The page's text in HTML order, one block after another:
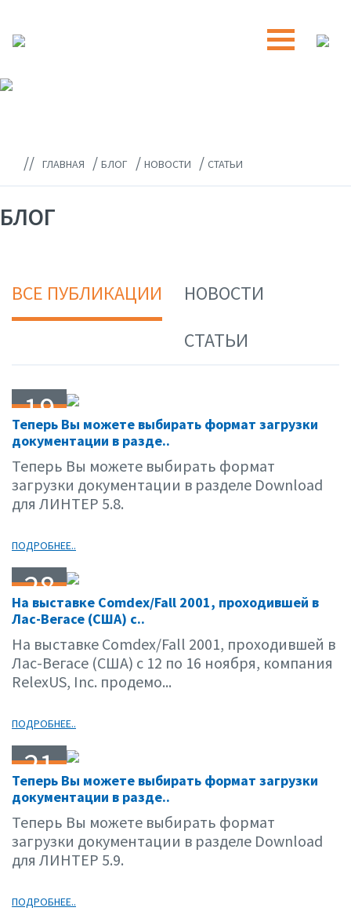
// ГЛАВНАЯ / БЛОГ / НОВОСТИ / СТАТЬИ
БЛОГ
ВСЕ ПУБЛИКАЦИИ
НОВОСТИ
СТАТЬИ
19
12.01
Теперь Вы можете выбирать формат загрузки
документации в разде..
Теперь Вы можете выбирать формат
загрузки документации в разделе Download
для ЛИНТЕР 5.8.
ПОДРОБНЕЕ..
28
11.01
На выставке Comdex/Fall 2001, проходившей в
Лас-Вегасе (США) с..
На выставке Comdex/Fall 2001, проходившей в
Лас-Вегасе (США) с 12 по 16 ноября, компания
RelexUS, Inc. продемо...
ПОДРОБНЕЕ..
21
10.01
Теперь Вы можете выбирать формат загрузки
документации в разде..
Теперь Вы можете выбирать формат
загрузки документации в разделе Download
для ЛИНТЕР 5.9.
ПОДРОБНЕЕ..